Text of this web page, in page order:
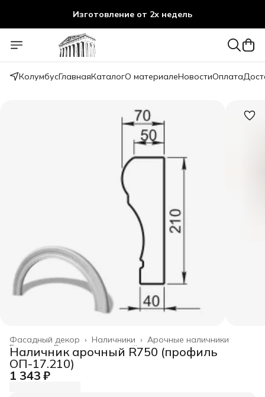
Изготовление от 2х недель
КолумбусГлавнаяКаталогО материалеНовостиОплата
Арочные наличники
Наличники ›
Фасадный декор ›
Весь архитектурный декор ›
Главная ›
Наличник арочный R750 (профиль
ОП-17.210)
1 343 ₽